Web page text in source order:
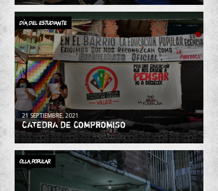
Día del Estudiante
21 SEPTIEMBRE, 2021
CATEDRA DE COMPROMISO
OLLA POPULAR